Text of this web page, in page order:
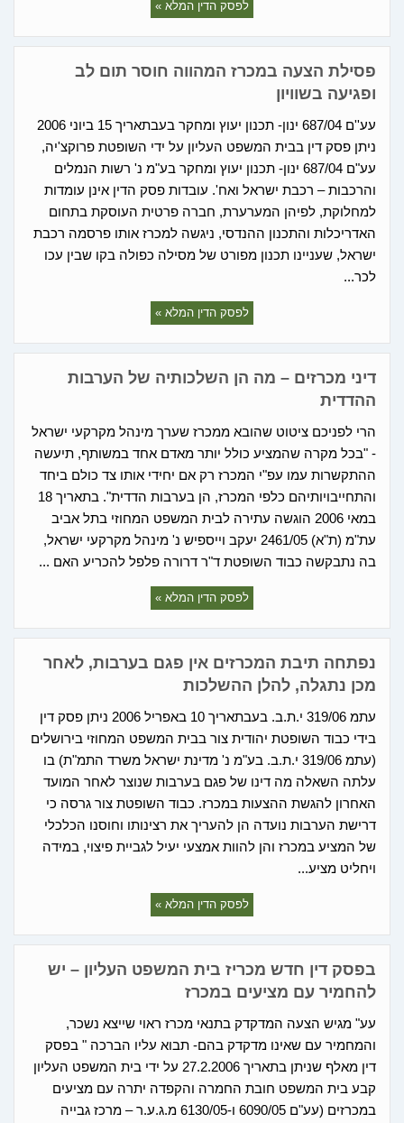
לפסק הדין המלא »
פסילת הצעה במכרז המהווה חוסר תום לב
ופגיעה בשוויון
עע''ם 687/04 ינון- תכנון יעוץ ומחקר בעבתאריך 15 ביוני 2006
ניתן פסק דין בבית המשפט העליון על ידי השופטת פרוקצ'יה,
עע"ם 687/04 ינון- תכנון יעוץ ומחקר בע"מ נ' רשות הנמלים
והרכבות – רכבת ישראל ואח'. עובדות פסק הדין אינן עומדות
למחלוקת, לפיהן המערערת, חברה פרטית העוסקת בתחום
האדריכלות והתכנון ההנדסי, ניגשה למכרז אותו פרסמה רכבת
ישראל, שעניינו תכנון מפורט של מסילה כפולה בקו שבין עכו
לכר...
לפסק הדין המלא »
דיני מכרזים – מה הן השלכותיה של הערבות
ההדדית
הרי לפניכם ציטוט שהובא ממכרז שערך מינהל מקרקעי ישראל
- "בכל מקרה שהמציע כולל יותר מאדם אחד במשותף, תיעשה
ההתקשרות עמו עפ"י המכרז רק אם יחידי אותו צד כולם ביחד
והתחייבויותיהם כלפי המכרז, הן בערבות הדדית". בתאריך 18
במאי 2006 הוגשה עתירה לבית המשפט המחוזי בתל אביב
עת"מ (ת"א) 2461/05 יעקב וייספיש נ' מינהל מקרקעי ישראל,
בה נתבקשה כבוד השופטת ד"ר דרורה פלפל להכריע האם ...
לפסק הדין המלא »
נפתחה תיבת המכרזים אין פגם בערבות, לאחר
מכן נתגלה, להלן ההשלכות
עתמ 319/06 י.ת.ב. בעבתאריך 10 באפריל 2006 ניתן פסק דין
בידי כבוד השופטת יהודית צור בבית המשפט המחוזי בירושלים
(עתמ 319/06 י.ת.ב. בע"מ נ' מדינת ישראל משרד התמ"ת) בו
עלתה השאלה מה דינו של פגם בערבות שנוצר לאחר המועד
האחרון להגשת ההצעות במכרז. כבוד השופטת צור גרסה כי
דרישת הערבות נועדה הן להעריך את רצינותו וחוסנו הכלכלי
של המציע במכרז והן להוות אמצעי יעיל לגביית פיצוי, במידה
ויחליט מציע...
לפסק הדין המלא »
בפסק דין חדש מכריז בית המשפט העליון – יש
להחמיר עם מציעים במכרז
עע" מגיש הצעה המדקדק בתנאי מכרז ראוי שייצא נשכר,
והמחמיר עם שאינו מדקדק בהם- תבוא עליו הברכה " בפסק
דין מאלף שניתן בתאריך 27.2.2006 על ידי בית המשפט העליון
קבע בית המשפט חובת החמרה והקפדה יתרה עם מציעים
במכרזים (עע"ם 6090/05 ו-6130/05 מ.ג.ע.ר – מרכז גבייה